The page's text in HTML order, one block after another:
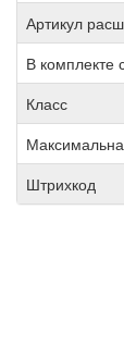
Артикул
В комплекте
Класс
Штрихкод